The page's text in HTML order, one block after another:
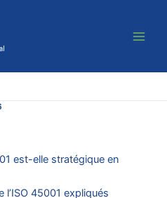
est-elle stratégique en
l’ISO 45001 expliqués